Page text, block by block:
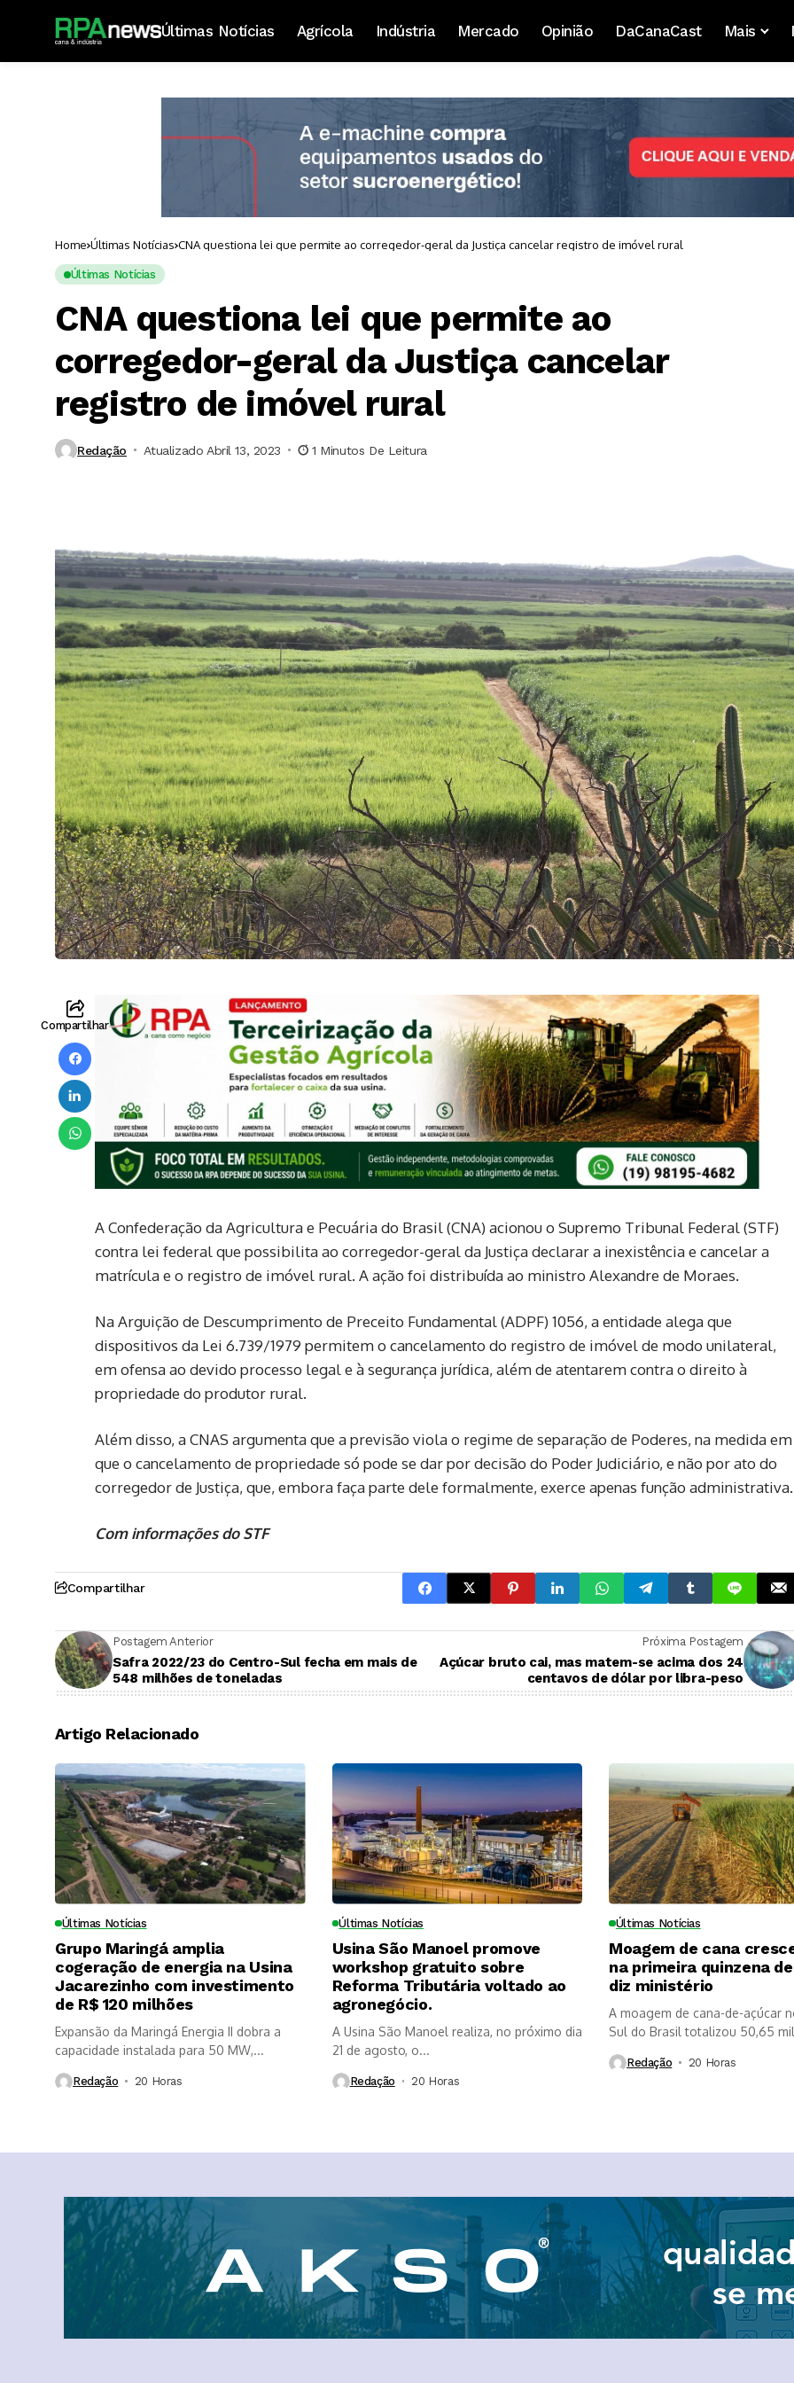
Últimas Notícias Agrícola Indústria Mercado Opinião DaCanaCast Mais
Home Últimas Notícias CNA questiona lei que permite ao corregedor-geral da Justiça cancelar registro de imóvel rural
Últimas Notícias
CNA questiona lei que permite ao
corregedor-geral da Justiça cancelar
registro de imóvel rural
Redação Atualizado Abril 13, 2023 1 Minutos De Leitura
Compartilhar
A Confederação da Agricultura e Pecuária do Brasil (CNA) acionou o Supremo Tribunal Federal (STF)
contra lei federal que possibilita ao corregedor-geral da Justiça declarar a inexistência e cancelar a
matrícula e o registro de imóvel rural. A ação foi distribuída ao ministro Alexandre de Moraes.
Na Arguição de Descumprimento de Preceito Fundamental (ADPF) 1056, a entidade alega que
dispositivos da Lei 6.739/1979 permitem o cancelamento do registro de imóvel de modo unilateral,
em ofensa ao devido processo legal e à segurança jurídica, além de atentarem contra o direito à
propriedade do produtor rural.
Além disso, a CNAS argumenta que a previsão viola o regime de separação de Poderes, na medida em
que o cancelamento de propriedade só pode se dar por decisão do Poder Judiciário, e não por ato do
corregedor de Justiça, que, embora faça parte dele formalmente, exerce apenas função administrativa.
Com informações do STF
Compartilhar
Postagem Anterior
Safra 2022/23 do Centro-Sul fecha em mais de
548 milhões de toneladas
Próxima Postagem
Açúcar bruto cai, mas matem-se acima dos 24
centavos de dólar por libra-peso
Artigo Relacionado
Últimas Notícias
Grupo Maringá amplia
cogeração de energia na Usina
Jacarezinho com investimento
de R$ 120 milhões
Expansão da Maringá Energia II dobra a
capacidade instalada para 50 MW,...
Redação 20 Horas ⁮
Últimas Notícias
Usina São Manoel promove
workshop gratuito sobre
Reforma Tributária voltado ao
agronegócio.
A Usina São Manoel realiza, no próximo dia
21 de agosto, o...
Redação 20 Horas ⁮
Últimas Notícias
Moagem de cana
na primeira quinzena
diz ministério
A moagem de cana-de-açúcar
Sul do Brasil totalizou 50,65
Redação 20 Horas ⁮